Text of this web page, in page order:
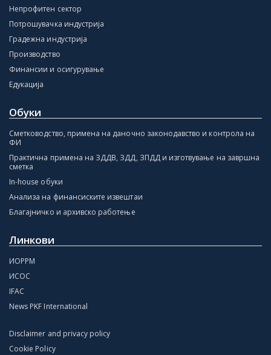
Непрофитен сектор
Потрошувачка индустрија
Градежна индустрија
Производство
Финансии и осигурување
Едукација
Обуки
Сметководство, примена на даночно законодавство и контрола на
ФИ
Практична примена на ЗДДВ, ЗДД, ЗПДД и изготвување на завршна
сметка
In-house обуки
Анализа на финансиските извештаи
Благајничко и архивско работење
Линкови
ИОРРМ
ИСОС
IFAC
News PKF International
Disclaimer and privacy policy
Cookie Policy